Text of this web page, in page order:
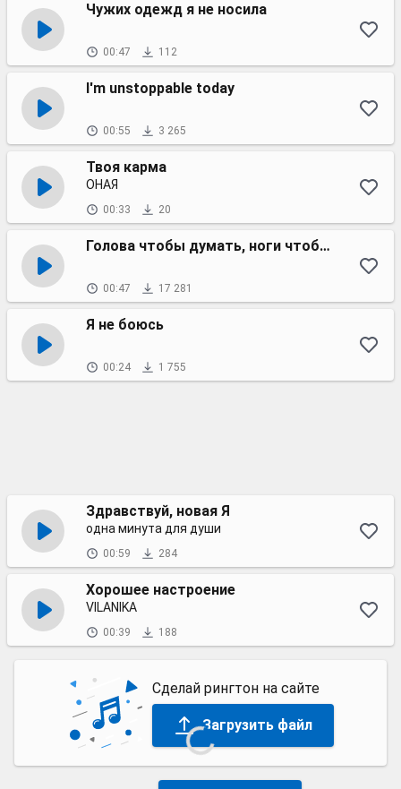
Чужих одежд я не носила
00:47 112
I'm unstoppable today
00:55 3 265
Твоя карма
ОНАЯ
00:33 20
Голова чтобы думать, ноги чтобы ходить (OST Физрук)
00:47 17 281
Я не боюсь
00:24 1 755
Здравствуй, новая Я
одна минута для души
00:59 284
Хорошее настроение
VILANIKA
00:39 188
Сделай рингтон на сайте
Загрузить файл